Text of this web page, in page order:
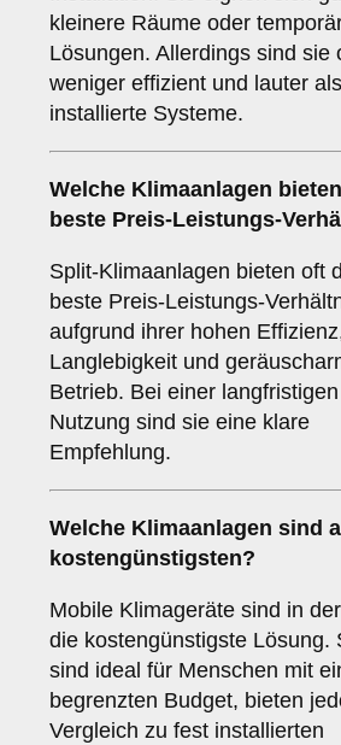
kleinere Räume oder
Lösungen. Allerdings sind sie
weniger effizient und lauter
installierte Systeme.
Welche Klimaanlagen
beste Preis-Leistungs-
Split-Klimaanlagen bieten oft
beste Preis-Leistungs-
aufgrund ihrer hohen
Langlebigkeit und
Betrieb. Bei einer langfristigen
Nutzung sind sie eine klare
Empfehlung.
Welche Klimaanlagen sind
kostengünstigsten?
Mobile Klimageräte sind in
die kostengünstigste Lösung.
sind ideal für Menschen mit
begrenzten Budget, bieten
Vergleich zu fest installierten